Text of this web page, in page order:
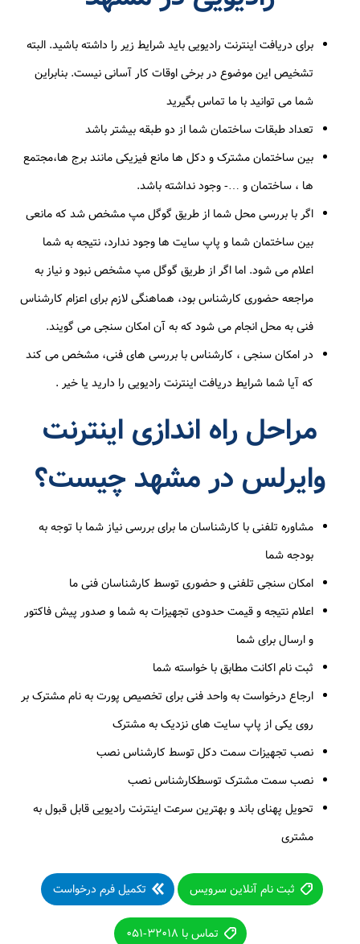
برای دریافت اینترنت رادیویی باید شرایط زیر را داشته باشید. البته
تشخیص این موضوع در برخی اوقات کار آسانی نیست. بنابراین
شما می توانید با ما تماس بگیرید
تعداد طبقات ساختمان شما از دو طبقه بیشتر باشد
بین ساختمان مشترک و دکل ها مانع فیزیکی مانند برج ها،مجتمع
ها ، ساختمان و …- وجود نداشته باشد.
اگر با بررسی محل شما از طریق گوگل مپ مشخص شد که مانعی
بین ساختمان شما و پاپ سایت ها وجود ندارد، نتیجه به شما
اعلام می شود. اما اگر از طریق گوگل مپ مشخص نبود و نیاز به
مراجعه حضوری کارشناس بود، هماهنگی لازم برای اعزام کارشناس
فنی به محل انجام می شود که به آن امکان سنجی می گویند.
در امکان سنجی ، کارشناس با بررسی های فنی، مشخص می کند
که آیا شما شرایط دریافت اینترنت رادیویی را دارید یا خیر .
مراحل راه اندازی اینترنت
وایرلس در مشهد چیست؟
مشاوره تلفنی با کارشناسان ما برای بررسی نیاز شما با توجه به
بودجه‌ شما
امکان سنجی تلفنی و حضوری توسط کارشناسان فنی ما
اعلام نتیجه و قیمت حدودی تجهیزات به شما و صدور پیش فاکتور
و ارسال برای شما
ثبت نام اکانت مطابق با خواسته شما
ارجاع درخواست به واحد فنی برای تخصیص پورت به نام مشترک بر
روی یکی از پاپ سایت های نزدیک به مشترک
نصب تجهیزات سمت دکل توسط کارشناس نصب
نصب سمت مشترک توسطکارشناس نصب
تحویل پهنای باند و بهترین سرعت اینترنت رادیویی قابل قبول به
مشتری
ثبت نام آنلاین سرویس تکمیل فرم درخواست
تماس با ۳۲۰۱۸-۰۵۱